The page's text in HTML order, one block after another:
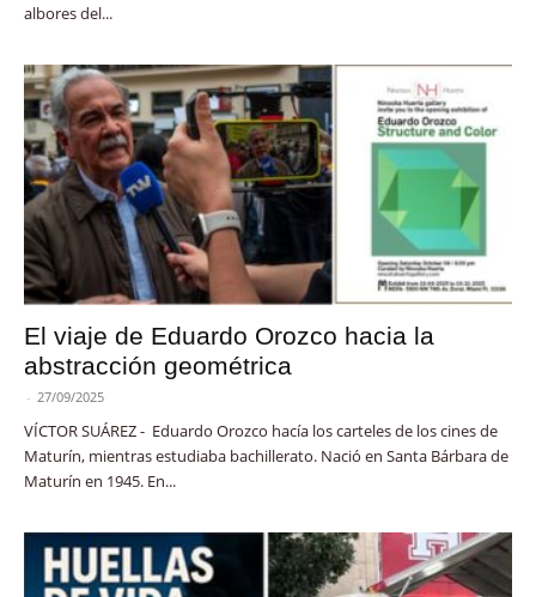
albores del...
El viaje de Eduardo Orozco hacia la
abstracción geométrica
- 27/09/2025
VÍCTOR SUÁREZ - Eduardo Orozco hacía los carteles de los cines de
Maturín, mientras estudiaba bachillerato. Nació en Santa Bárbara de
Maturín en 1945. En...